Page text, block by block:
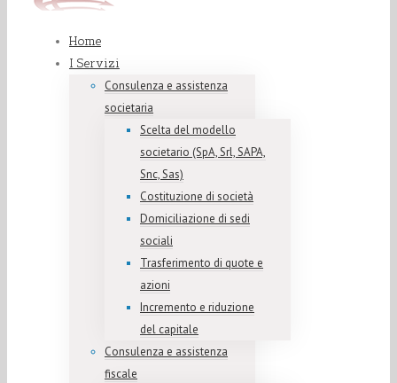
Home
I Servizi
Consulenza e assistenza
societaria
Scelta del modello
societario (SpA, Srl, SAPA,
Snc, Sas)
Costituzione di società
Domiciliazione di sedi
sociali
Trasferimento di quote e
azioni
Incremento e riduzione
del capitale
Consulenza e assistenza
fiscale